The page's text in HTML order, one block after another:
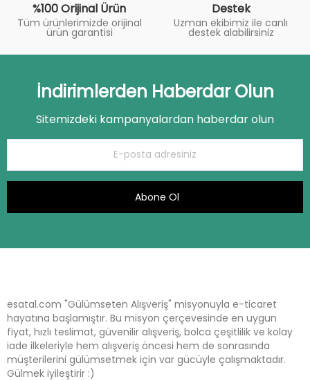
%100 Orijinal Ürün
Tüm ürünlerimizde orijinal
ürün garantisi
Destek
Uzman ekibimiz ile canlı
destek alabilirsiniz
İndirimlerden Haberdar Olun
Sitemizdeki kampanyalardan haberdar olun
Abone Ol
esatal.com "Gülümseten Alışveriş" misyonuyla e-ticaret
hayatına başlamıştır. Bu misyon çerçevesinde en uygun
fiyat, hızlı teslimat, güvenilir alışveriş, bolca çeşitlilik ve kolay
iade ilkeleriyle hem alışveriş öncesi hem de sonrasında
müşterilerini gülümsetmek için var gücüyle çalışmaktadır.
Gülmek iyileştirir :)